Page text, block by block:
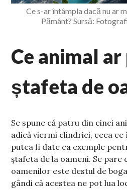
Ce s-ar întâmpla dacă nu ar
Pământ? Sursă:
Ce animal
ștafeta de
Se spune că patru din cinci
adică viermi clindrici, ceea ce
putea fi date ca exemple
ștafeta de la oameni. Se pare
oamenilor este destul de
gândi că acestea ne pot lua